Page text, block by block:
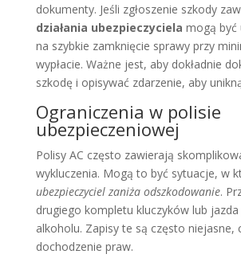
dokumenty. Jeśli zgłoszenie szkody
działania ubezpieczyciela mogą być
na szybkie zamknięcie sprawy przy
wypłacie. Ważne jest, aby dokładnie
szkodę i opisywać zdarzenie, aby
Ograniczenia w polisie
ubezpieczeniowej
Polisy AC często zawierają
wykluczenia. Mogą to być sytuacje, w
ubezpieczyciel zaniża odszkodowanie.
drugiego kompletu kluczyków lub jazda
alkoholu. Zapisy te są często niejasne,
dochodzenie praw.